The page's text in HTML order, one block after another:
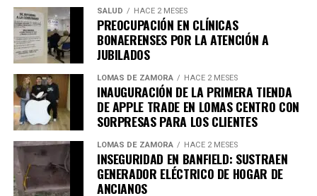
La medida también aplicará a los consorcios
Asimismo, la iniciativa prevé que los comercios y
servicios con alto consumo de agua adopten
para reutilizar el agua utilizada en sus procesos de
lavado.
El proyecto establece que ambos métodos deberán
contar con cobertura obligatoria en hospitales públicos,
así como en obras sociales y empresas de medicina
prepaga.
Requisitos para acceder a estos
procedimientos
De acuerdo con la propuesta, podrán solicitar el
procedimiento aquellas personas que presenten:
SALUD HACE 2 MESES
PREOCUPACIÓN EN CLÍNICAS
BONAERENSES POR LA ATENCIÓN A
JUBILADOS
LOMAS DE ZAMORA HACE 2 MESES
INAUGURACIÓN DE LA PRIMERA TIENDA
DE APPLE TRADE EN LOMAS CENTRO CON
SORPRESAS PARA LOS CLIENTES
LOMAS DE ZAMORA HACE 2 MESES
INSEGURIDAD EN BANFIELD: SUSTRAEN
GENERADOR ELÉCTRICO DE HOGAR DE
ANCIANOS